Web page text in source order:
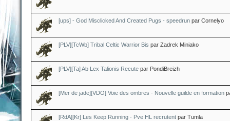
[ups] - God Misclicked And Created Pugs - speedrun par Cornelyo
[PLV][TcWb] Tribal Celtic Warrior Bis par Zadrek Miniako
[PLV][Ta] Ab Lex Talionis Recute par PondiBreizh
[Mer de jade][VDO] Voie des ombres - Nouvelle guilde en formation
[RdA][Kr] Les Keep Running - Pve HL recrutent par Tumla